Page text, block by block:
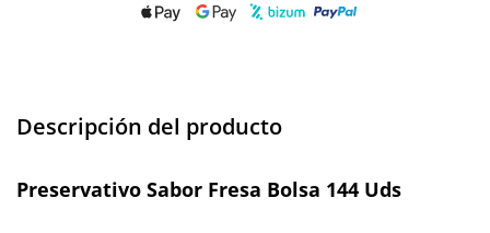
Descripción del producto
Preservativo Sabor Fresa Bolsa 144 Uds